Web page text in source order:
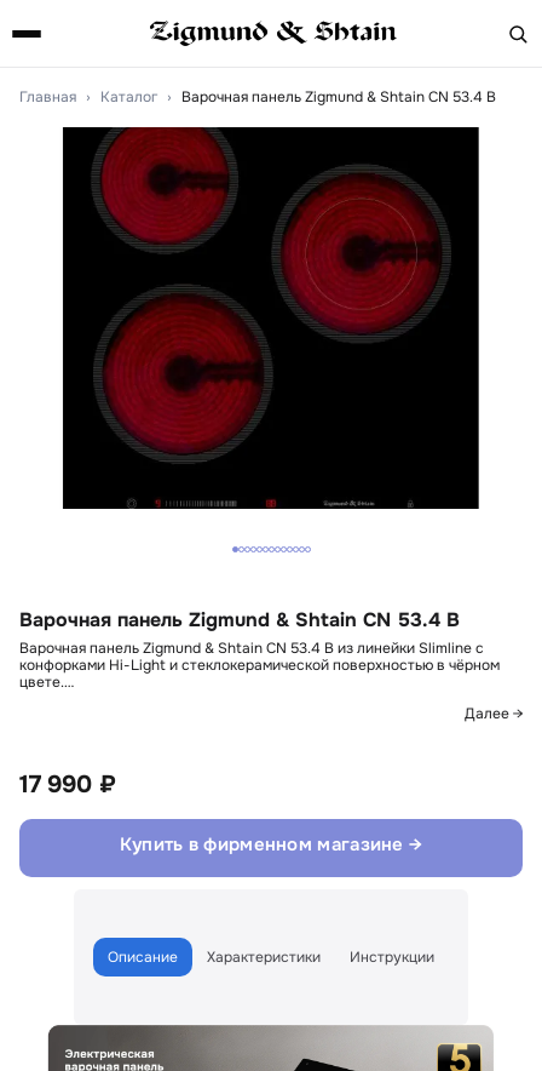
Главная › Каталог › Варочная панель Zigmund & Shtain CN 53.4 B
Варочная панель Zigmund & Shtain CN 53.4 B
Варочная панель Zigmund & Shtain CN 53.4 B из линейки Slimline с
конфорками Hi-Light и стеклокерамической поверхностью в чёрном
цвете.…
Далее →
17 990 ₽
Купить в фирменном магазине →
Описание Характеристики Инструкции